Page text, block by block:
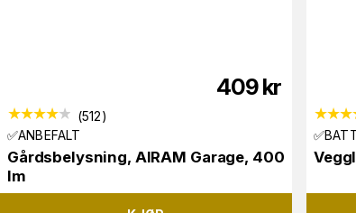
409kr
(512)
✅ANBEFALT
Gårdsbelysning, AIRAM Garage, 400
lm